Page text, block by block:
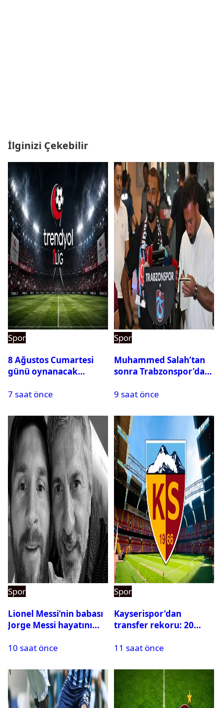
İlginizi Çekebilir
Spor
8 Ağustos Cumartesi
günü oynanacak
7 saat önce
Spor
Muhammed Salah’tan
sonra Trabzonspor’dan
9 saat önce
Spor
Lionel Messi’nin babası
Jorge Messi hayatını
10 saat önce
Spor
Kayserispor’dan
transfer rekoru: 20
11 saat önce